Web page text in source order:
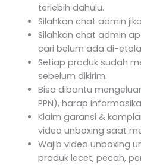
terlebih dahulu.
Silahkan chat admin
Silahkan chat admin
cari belum ada di-
Setiap produk sudah
sebelum dikirim.
Bisa dibantu
PPN), harap
Klaim garansi &
video unboxing saat
Wajib video unboxing
produk lecet, pecah,